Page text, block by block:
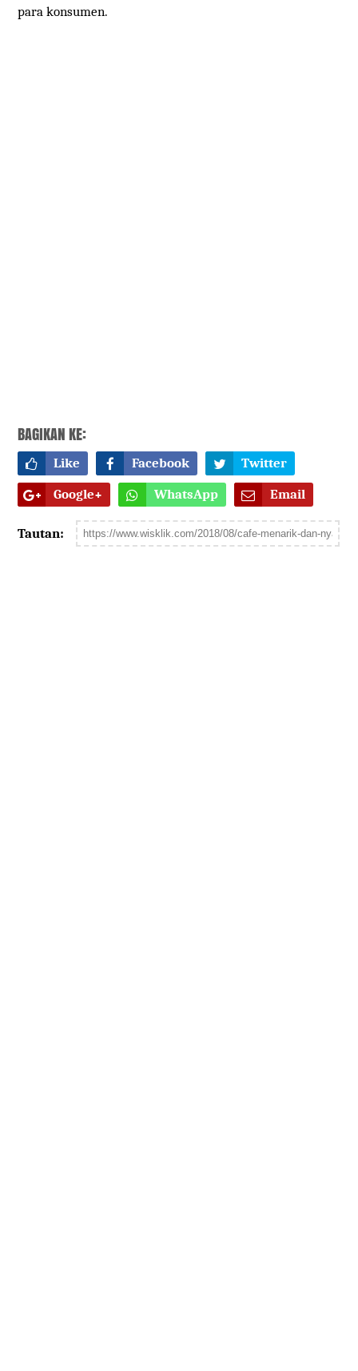
para konsumen.
BAGIKAN KE:
Like Facebook Twitter
Google+ WhatsApp Email
Tautan: